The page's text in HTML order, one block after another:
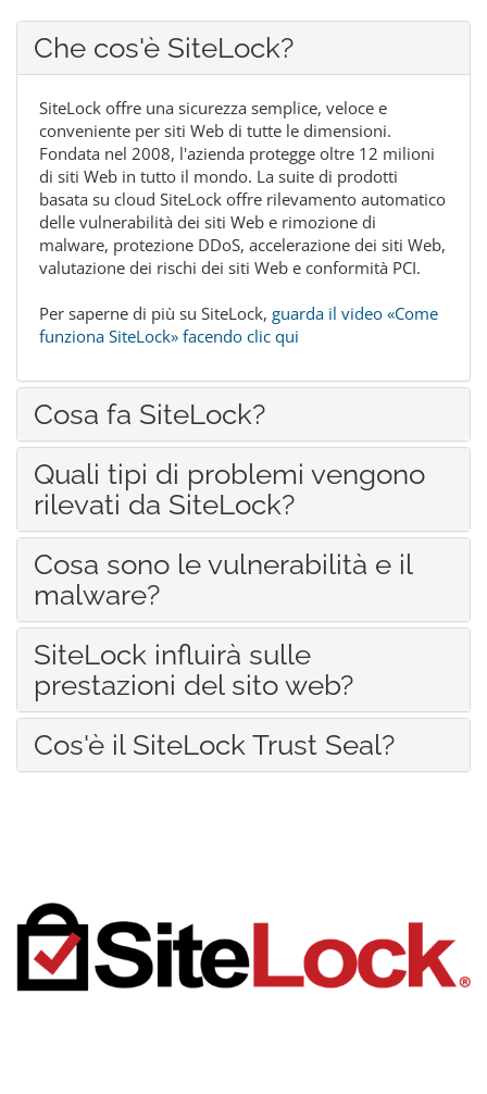
Che cos'è SiteLock?
SiteLock offre una sicurezza semplice, veloce e
conveniente per siti Web di tutte le dimensioni.
Fondata nel 2008, l'azienda protegge oltre 12 milioni
di siti Web in tutto il mondo. La suite di prodotti
basata su cloud SiteLock offre rilevamento automatico
delle vulnerabilità dei siti Web e rimozione di
malware, protezione DDoS, accelerazione dei siti Web,
valutazione dei rischi dei siti Web e conformità PCI.
Per saperne di più su SiteLock, guarda il video «Come
funziona SiteLock» facendo clic qui
Cosa fa SiteLock?
Quali tipi di problemi vengono
rilevati da SiteLock?
Cosa sono le vulnerabilità e il
malware?
SiteLock influirà sulle
prestazioni del sito web?
Cos'è il SiteLock Trust Seal?